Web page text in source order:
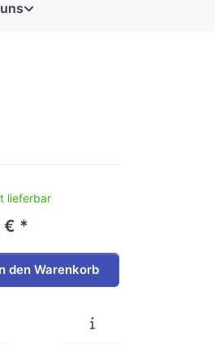
lieferbar
€ *
den Warenkorb